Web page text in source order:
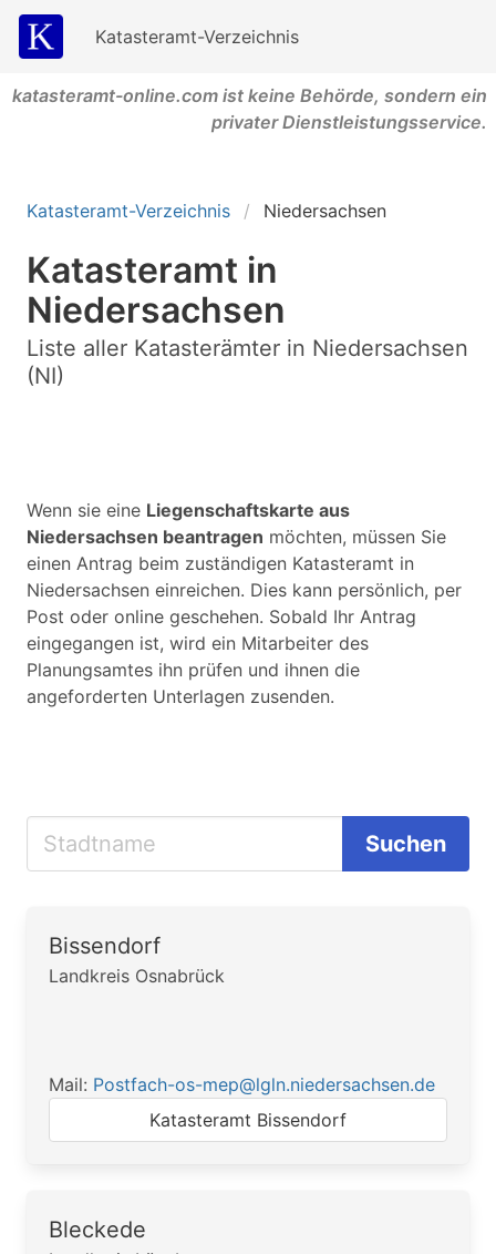
Katasteramt-Verzeichnis
katasteramt-online.com ist keine Behörde, sondern ein
privater Dienstleistungsservice.
Katasteramt-Verzeichnis Niedersachsen
Katasteramt in
Niedersachsen
Liste aller Katasterämter in Niedersachsen
(NI)
Wenn sie eine Liegenschaftskarte aus
Niedersachsen beantragen möchten, müssen Sie
einen Antrag beim zuständigen Katasteramt in
Niedersachsen einreichen. Dies kann persönlich, per
Post oder online geschehen. Sobald Ihr Antrag
eingegangen ist, wird ein Mitarbeiter des
Planungsamtes ihn prüfen und ihnen die
angeforderten Unterlagen zusenden.
Suchen
Bissendorf
Landkreis Osnabrück
Mail: Postfach-os-mep@lgln.niedersachsen.de
Katasteramt Bissendorf
Bleckede